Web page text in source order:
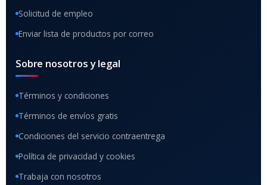
Solicitud de empleo
Enviar lista de productos por correo
Sobre nosotros y legal
Términos y condiciones
Términos de envíos gratis
Condiciones del servicio contraentrega
Política de privacidad y cookies
Trabaja con nosotros